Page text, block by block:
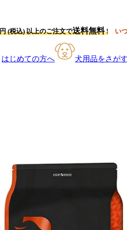
円 (税込) 以上のご注文で送料無料! い
はじめての方へ 犬用品をさがす
品
用品